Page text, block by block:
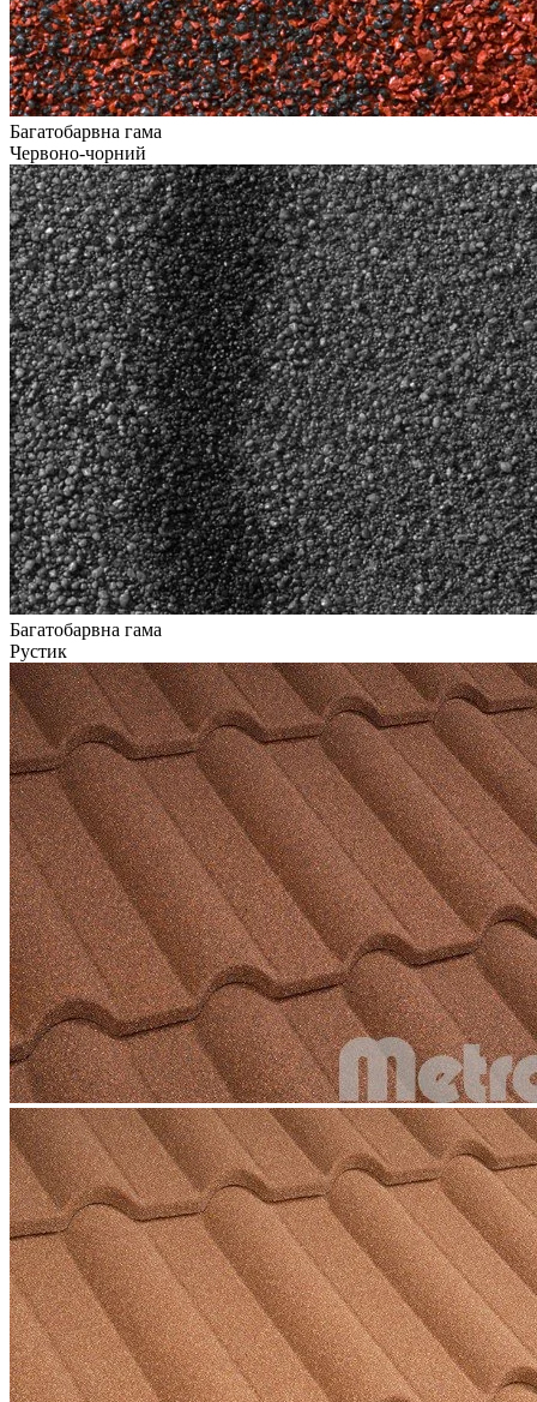
Багатобарвна гама
Червоно-чорний
Багатобарвна гама
Рустик